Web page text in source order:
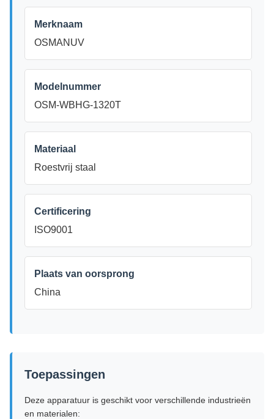
Merknaam
OSMANUV
Modelnummer
OSM-WBHG-1320T
Materiaal
Roestvrij staal
Certificering
ISO9001
Plaats van oorsprong
China
Toepassingen
Deze apparatuur is geschikt voor verschillende industrieën
en materialen: